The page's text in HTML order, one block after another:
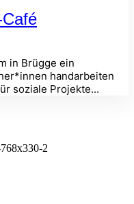
in Brügge ein
handarbeiten
soziale Projekte...